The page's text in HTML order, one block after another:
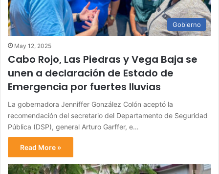
Gobierno
May 12, 2025
Cabo Rojo, Las Piedras y Vega Baja se
unen a declaración de Estado de
Emergencia por fuertes lluvias
La gobernadora Jenniffer González Colón aceptó la
recomendación del secretario del Departamento de Seguridad
Pública (DSP), general Arturo Garffer, e…
Read More »